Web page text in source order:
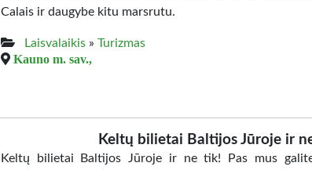
Calais ir daugybe kitu marsrutu.
Laisvalaikis» Turizmas
Kauno m. sav.,
Keltų bilietai Baltijos Jūroje ir
Keltų bilietai Baltijos Jūroje ir ne tik! Pas mus